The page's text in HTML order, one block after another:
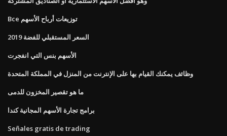
Bce توزيعات أرباح الأسهم
السعر المستقبلي للفضة 2019
الأسهم بنس التي انفجرت
وظائف يمكنك القيام بها على الإنترنت من المنزل في المملكة المتحدة
ما هو تقصير المخزون للدمى
برامج تجارة الأسهم المجانية كندا
Señales gratis de trading